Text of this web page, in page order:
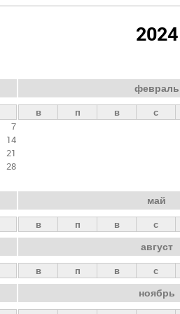
2024
7
14
21
28
февраль
в п в с
май
в п в с
август
в п в с
ноябрь